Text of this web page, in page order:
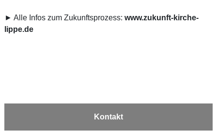
► Alle Infos zum Zukunftsprozess: www.zukunft-kirche-
lippe.de
Kontakt